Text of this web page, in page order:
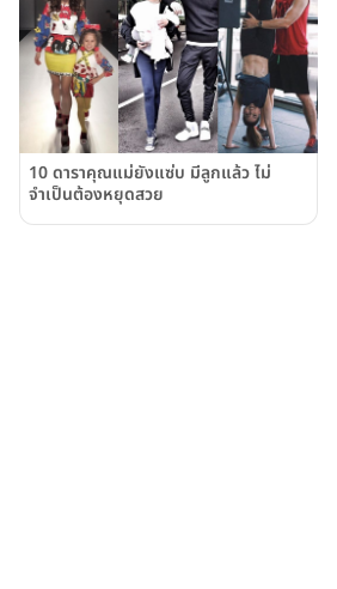
10 ดาราคุณแม่ยังแซ่บ มีลูกแล้ว ไม่
จำเป็นต้องหยุดสวย